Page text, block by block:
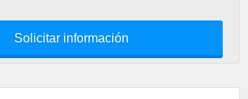
Solicitar información